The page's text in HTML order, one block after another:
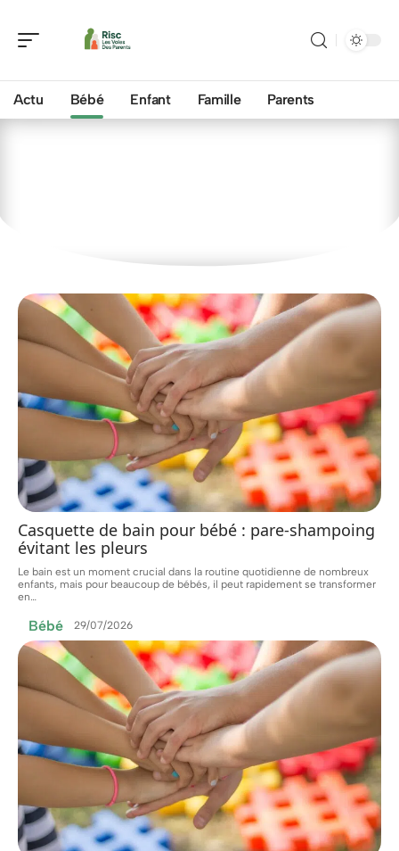
Actu Bébé Enfant Famille Parents
Casquette de bain pour bébé : pare-shampoing
évitant les pleurs
Le bain est un moment crucial dans la routine quotidienne de nombreux
enfants, mais pour beaucoup de bébés, il peut rapidement se transformer
en
Bébé 29/07/2026